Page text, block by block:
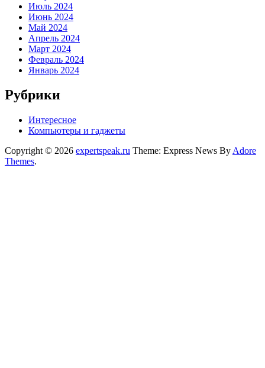
Июль 2024
Июнь 2024
Май 2024
Апрель 2024
Март 2024
Февраль 2024
Январь 2024
Рубрики
Интересное
Компьютеры и гаджеты
Copyright © 2026 expertspeak.ru Theme: Express News By Adore
Themes.